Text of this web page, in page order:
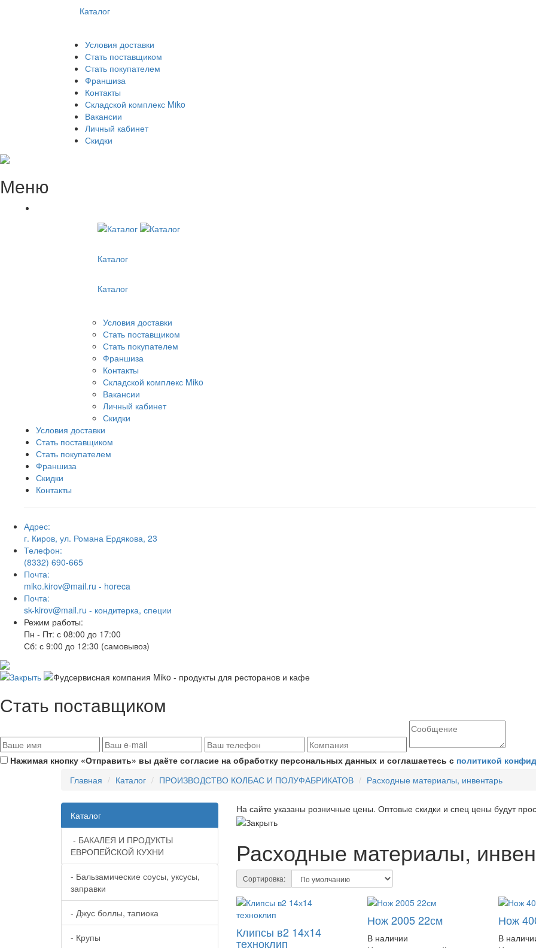
Каталог
Условия доставки
Стать поставщиком
Стать покупателем
Франшиза
Контакты
Складской комплекс Miko
Вакансии
Личный кабинет
Скидки
Меню
Каталог
Каталог
Условия доставки
Стать поставщиком
Стать покупателем
Франшиза
Контакты
Складской комплекс Miko
Вакансии
Личный кабинет
Скидки
Условия доставки
Стать поставщиком
Стать покупателем
Франшиза
Скидки
Контакты
Адрес:
г. Киров, ул. Романа Ердякова, 23
Телефон:
(8332) 690-665
Почта:
miko.kirov@mail.ru - horeca
Почта:
sk-kirov@mail.ru - кондитерка, специи
Режим работы:
Пн - Пт: с 08:00 до 17:00
Сб: с 9:00 до 12:30 (самовывоз)
Стать поставщиком
Нажимая кнопку «Отправить» вы даёте согласие на обработку персональных данных и соглашаетесь с политикой
Главная
Каталог ПРОИЗВОДСТВО КОЛБАС И ПОЛУФАБРИКАТОВ Расходные материалы, инвентарь
Каталог
- БАКАЛЕЯ И ПРОДУКТЫ
ЕВРОПЕЙСКОЙ КУХНИ
- Бальзамические соусы, уксусы,
заправки
- Джус боллы, тапиока
- Крупы
На сайте указаны розничные цены. Оптовые скидки и спец цены будут
Расходные материалы,
Сортировка:
Клипсы в2 14х14
техноклип
Нож 2005 22см
В наличии
Нож
В